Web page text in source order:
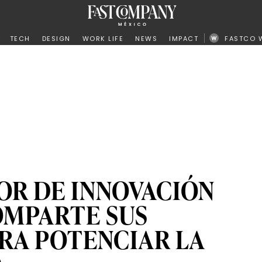
TECH DESIGN WORK LIFE NEWS IMPACT FASTCO
DE INNOVACIÓN
SUS
POTENCIAR LA